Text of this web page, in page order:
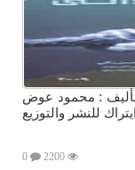
تأليف : محمود عوض
للنشر والتوزيع